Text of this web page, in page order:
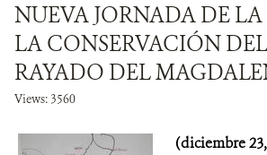
NUEVA JORNADA DE LA
LA CONSERVACIÓN
RAYADO DEL
Views: 3560
(diciembre